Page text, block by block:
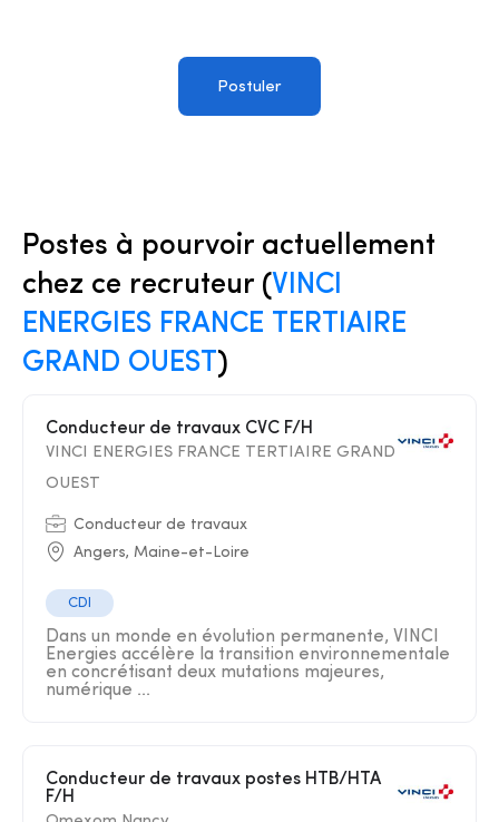
Postuler
Postes à pourvoir actuellement
chez ce recruteur (VINCI
ENERGIES FRANCE TERTIAIRE
GRAND OUEST )
Conducteur de travaux CVC F/H
VINCI ENERGIES FRANCE TERTIAIRE GRAND
OUEST
Conducteur de travaux
Angers, Maine-et-Loire
CDI
Dans un monde en évolution permanente, VINCI
Energies accélère la transition environnementale
en concrétisant deux mutations majeures,
numérique ...
Conducteur de travaux postes HTB/HTA
F/H